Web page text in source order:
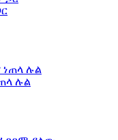
ሉል